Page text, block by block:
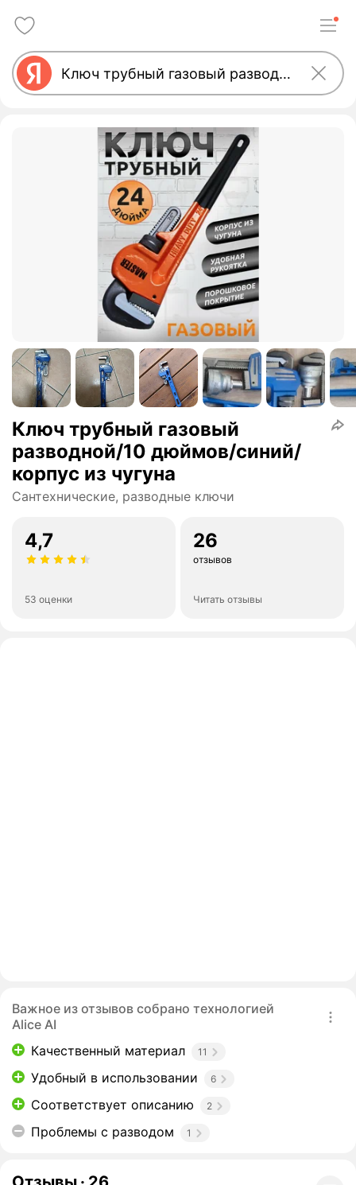
Ключ трубный газовый
разводной/10 дюймов/синий/
корпус из чугуна
Сантехнические, разводные ключи
4,7
53 оценки
26
отзывов
Читать отзывы
Важное из отзывов собрано технологией
Alice AI
Качественный материал
11
Удобный в использовании 6
Соответствует описанию 2
Проблемы с разводом 1